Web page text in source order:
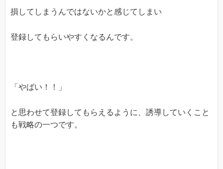
損してしまうんではないかと感じてしまい
登録してもらいやすくなるんです。
「やばい！！」
と思わせて登録してもらえるように、誘導していくこと
も戦略の一つです。